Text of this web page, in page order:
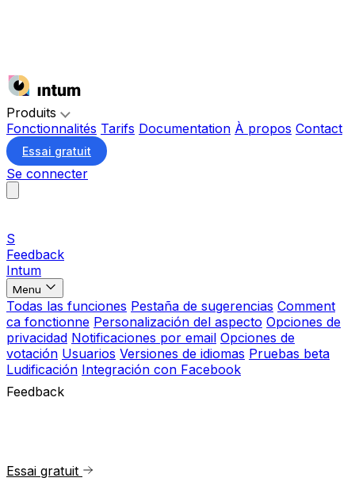
Produits
Fonctionnalités Tarifs Documentation À propos Contact
Essai gratuit
Se connecter
S
Feedback
Intum
Menu
Todas las funciones Pestaña de sugerencias Comment
ca fonctionne Personalización del aspecto Opciones de
privacidad Notificaciones por email Opciones de
votación Usuarios Versiones de idiomas Pruebas beta
Ludificación Integración con Facebook
Feedback
Essai gratuit